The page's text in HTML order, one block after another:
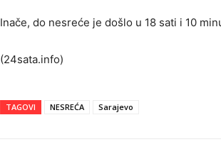
Inače, do nesreće je došlo u 18 sati i 10
(24sata.info)
TAGOVI NESREĆA Sarajevo